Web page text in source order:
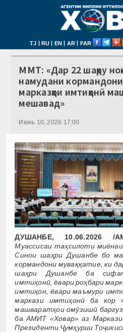
TJ | RU | EN | AR | FAR
ММТ: «Дар 22 шаҳру
намудани
марказҳои имтиҳонӣ
мешавад»
Июнь 10, 2026 17:00
ДУШАНБЕ, 10.06.2026 /
Муассисаи таҳсилоти
Синои шаҳри Душанбе бо
кормандони муваққатие, ки
шаҳри Душанбе ба
имтиҳонӣ, ёвари роҳбари
имтиҳон, ёвари маъмури
маркази имтиҳонӣ ба кор
машваратҳои омӯзишӣ
ба АМИТ «Ховар» аз
Президенти Ҷумҳурии